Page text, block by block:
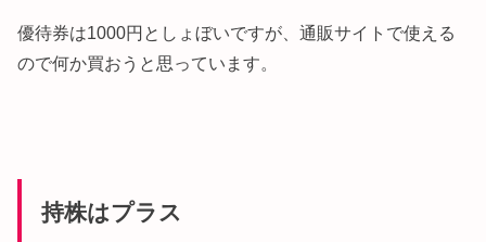
優待券は1000円としょぼいですが、通販サイトで使える
ので何か買おうと思っています。
持株はプラス